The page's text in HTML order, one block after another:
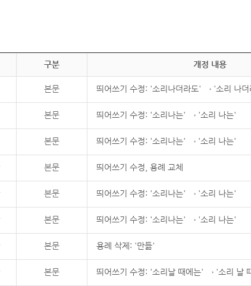
구분 개정 내용
본문 띄어쓰기 수정: '소리나더라도' → '소리 나더
본문 띄어쓰기 수정: '소리나는' → '소리 나는'
본문 띄어쓰기 수정: '소리나는' → '소리 나는'
본문 띄어쓰기 수정, 용례 교체
본문 띄어쓰기 수정: '소리나는' → '소리 나는'
본문 띄어쓰기 수정: '소리나는' → '소리 나는'
본문 용례 삭제: '만듦'
본문 띄어쓰기 수정: '소리날 때에는' → '소리 날